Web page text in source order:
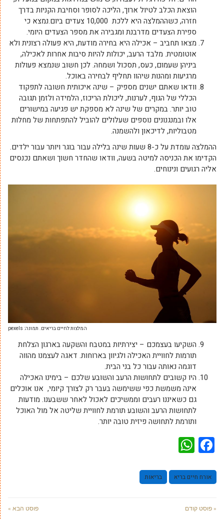
הוצאת הכלב לטיול ארוך, הליכה לסופר וסחיבת הקניות בדרך
חזרה, כשההמלצה היא ללכת 10,000 צעדים ביום.נמצא כי
ספירת הצעדים מדרבנת ומגבירה את מספר הצעדים היומי.
מצאו תחביב – אכילה היא בחירה מודעת, היא פעולה רצונית ולא
אוטומטית. מלבד הרעב, יכולות להיות סיבות אחרות לאכילה,
ביניהן שעמום, כעס, תסכול ושמחה. לכן חשוב שנמצא פעולות
מרגיעות ומהנות שיהוו תחליף לבחירה באוכל.
וודאו שאתם ישנים מספיק – שינה איכותית חשובה לתפקוד
הכללי של הגוף, לערנות, ליכולת הריכוז, הלמידה ולזמן תגובה
טוב יותר. במקרים של שינה לא מספקת יש פגיעה במישורים
אלו ובמנגנונים נוספים שעלולים להוביל להתפתחות של מחלות
מטבוליות, לדיכאון ולהשמנה.
ההמלצה עומדת על כ-8 שעות שינה בלילה עבור בוגר ויותר עבור ילדים.
הקדימו את הכניסה למיטה בשעה, וודאו שהחדר חשוך ושאתם נכנסים
אליה רגועים ונינוחים.
המלצות לחיים בריאים. תמונה: pexels
השקיעו בעצמכם – יצירתיות במטבח והשקעה בארגון הצלחת
תורמות לחוויית האכילה ולגיוון בארוחות. דאגה לעצמנו מהווה
דוגמה נאותה עבור כל בני הבית.
היו קשובים לתחושות הרעב והשובע שלכם – בימינו האכילה
אינה משמשת כפי ששימשה בעבר רק לצורך קיומי, אנו אוכלים
גם כשאיננו רעבים וממשיכים לאכול לאחר ששבענו. מודעות
לתחושות הרעב והשובע תורמת לחוויית שליטה אל מול האוכל
ותורמת לתחושה פיזית טובה יותר.
Facebook
אורח חיים בריא בריאות
« פוסט קודם פוסט הבא »